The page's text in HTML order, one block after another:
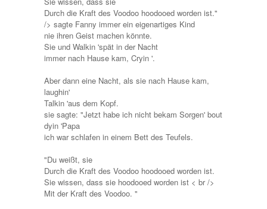
Durch die Kraft des Voodoo hoodooed worden ist."
/> sagte Fanny immer ein eigenartiges Kind
nie ihren Geist machen könnte.
Sie und Walkin 'spät in der Nacht
immer nach Hause kam, Cryin '.
Aber dann eine Nacht, als sie nach Hause kam,
laughin'
Talkin 'aus dem Kopf.
sie sagte: "Jetzt habe ich nicht bekam Sorgen' bout
dyin 'Papa
ich war schlafen in einem Bett des Teufels.
"Du weißt, sie
Durch die Kraft des Voodoo hoodooed worden ist.
Sie wissen, dass sie hoodooed worden ist < br />
Mit der Kraft des Voodoo. "